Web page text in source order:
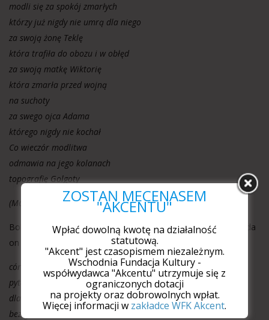
modli się za spokój zmarłych
którzy już nigdy nie umrą dla niego
za swoją żonę Teklę
która trafiła do obozu i w obłęd
za swoją matkę Wiktorię
która zmarła przed wojną
na suchoty
za swego ojca Adama
którego nigdy nie kochał
Co wieczór modlitwa
odmawia na jego kolanach
topografię Golgoty
(Modlitwa dipisa)
Bohaterem wierszy bywa również sam poeta, ale nie opowiada
on wówczas tylko o samym sobie:
córka idzie za mną
pyta mnie w końcu
dlaczego noszę płaszcz
bez guzików
ZOSTAŃ MECENASEM
"AKCENTU"
Wpłać dowolną kwotę na działalność
statutową.
"Akcent" jest czasopismem niezależnym.
Wschodnia Fundacja Kultury -
współwydawca "Akcentu" utrzymuje się z
ograniczonych dotacji
na projekty oraz dobrowolnych wpłat.
Więcej informacji w zakładce WFK Akcent.